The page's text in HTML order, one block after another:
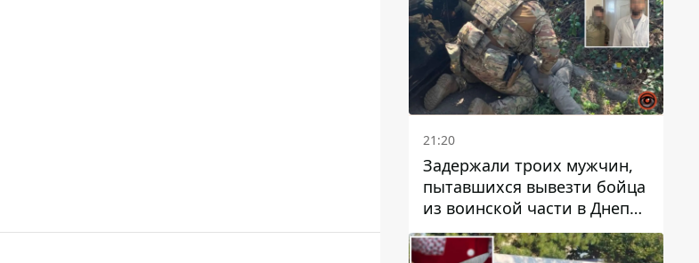
21:20
Задержали троих мужчин,
пытавшихся вывезти бойца
из воинской части в Днепр
за 7 тысяч долларов: среди
них был врач